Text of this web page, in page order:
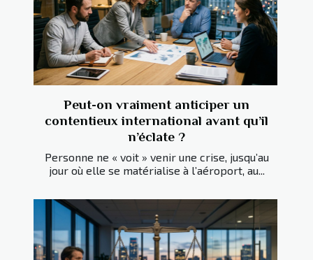
Peut-on vraiment anticiper un
contentieux international avant qu’il
n’éclate ?
Personne ne « voit » venir une crise, jusqu’au
jour où elle se matérialise à l’aéroport, au...